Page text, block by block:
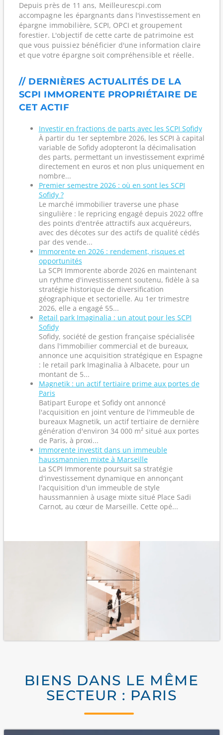
Depuis près de 11 ans, Meilleurescpi.com
accompagne les épargnants dans l'investissement en
épargne immobilière, SCPI, OPCI et groupement
forestier. L'objectif de cette carte de patrimoine est
que vous puissiez bénéficier d'une information claire
et que votre épargne soit compréhensible et réelle.
// DERNIÈRES ACTUALITÉS DE LA
SCPI IMMORENTE PROPRIÉTAIRE DE
CET ACTIF
Investir en fractions de parts avec les SCPI Sofidy
À partir du 1er septembre 2026, les SCPI à capital
variable de Sofidy adopteront la décimalisation
des parts, permettant un investissement exprimé
directement en euros et non plus uniquement en
nombre...
Premier semestre 2026 : où en sont les SCPI
Sofidy ?
Le marché immobilier traverse une phase
singulière : le repricing engagé depuis 2022 offre
des points d'entrée attractifs aux acquéreurs,
avec des décotes sur des actifs de qualité cédés
par des vende...
Immorente en 2026 : rendement, risques et
opportunités
La SCPI Immorente aborde 2026 en maintenant
un rythme d'investissement soutenu, fidèle à sa
stratégie historique de diversification
géographique et sectorielle. Au 1er trimestre
2026, elle a engagé 55...
Retail park Imaginalia : un atout pour les SCPI
Sofidy
Sofidy, société de gestion française spécialisée
dans l'immobilier commercial et de bureaux,
annonce une acquisition stratégique en Espagne
: le retail park Imaginalia à Albacete, pour un
montant de 5...
Magnetik : un actif tertiaire prime aux portes de
Paris
Batipart Europe et Sofidy ont annoncé
l'acquisition en joint venture de l'immeuble de
bureaux Magnetik, un actif tertiaire de dernière
génération d'environ 34 000 m² situé aux portes
de Paris, à proxi...
Immorente investit dans un immeuble
haussmannien mixte à Marseille
La SCPI Immorente poursuit sa stratégie
d'investissement dynamique en annonçant
l'acquisition d'un immeuble de style
haussmannien à usage mixte situé Place Sadi
Carnot, au cœur de Marseille. Cette opé...
BIENS DANS LE MÊME
SECTEUR : PARIS